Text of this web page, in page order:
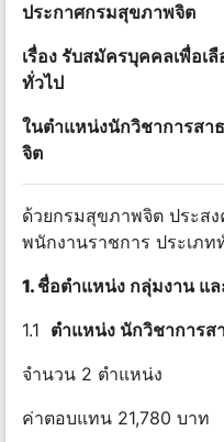
ประกาศกรมสุขภาพจิต
เรื่อง รับสมัครบุคคลเพื่อเ
ทั่วไป
ในตําแหน่งนักวิชาการส
จิต
ด้วยกรมสุขภาพจิต ประส
พนักงานราชการ ประเภท
1. ชื่อตําแหน่ง กลุ่มงาน แล
1.1 ตําแหน่ง นักวิชาการ
จํานวน 2 ตําแหน่ง
ค่าตอบแทน 21,780 บาท